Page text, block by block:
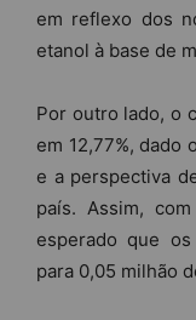
em reflexo dos
etanol à base de
Por outro lado, o
em 12,77%, dado
e a perspectiva
país. Assim,
esperado que
para 0,05 milhão